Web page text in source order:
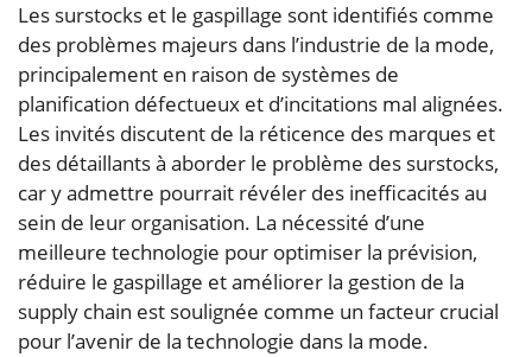
Les surstocks et le gaspillage sont identifiés comme
des problèmes majeurs dans l’industrie de la mode,
principalement en raison de systèmes de
planification défectueux et d’incitations mal alignées.
Les invités discutent de la réticence des marques et
des détaillants à aborder le problème des surstocks,
car y admettre pourrait révéler des inefficacités au
sein de leur organisation. La nécessité d’une
meilleure technologie pour optimiser la prévision,
réduire le gaspillage et améliorer la gestion de la
supply chain est soulignée comme un facteur crucial
pour l’avenir de la technologie dans la mode.